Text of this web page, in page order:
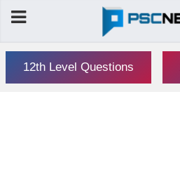
12th Level Questions